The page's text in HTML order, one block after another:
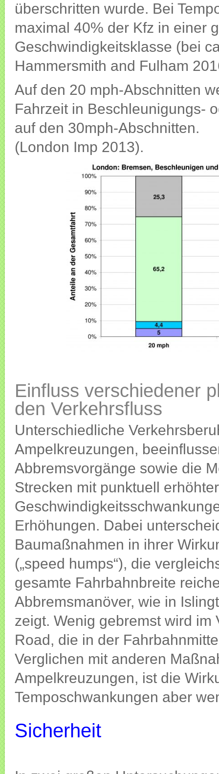
überschritten wurde. Bei
maximal 40% der Kfz in einer
Geschwindigkeitsklasse (bei
Hammersmith and Fulham
Auf den 20 mph-Abschnitten
Fahrzeit in Beschleunigungs-
auf den 30mph-Abschnitten.
(London Imp 2013).
Einfluss verschiedener
den Verkehrsfluss
Unterschiedliche
Ampelkreuzungen,
Abbremsvorgänge sowie die
Strecken mit punktuell
Erhöhungen. Dabei
Baumaßnahmen in ihrer
(„speed humps“), die
gesamte Fahrbahnbreite
Abbremsmanöver, wie in
zeigt. Wenig gebremst wird
Road, die in der
Verglichen mit anderen
Ampelkreuzungen, ist die
Temposchwankungen aber
Sicherheit